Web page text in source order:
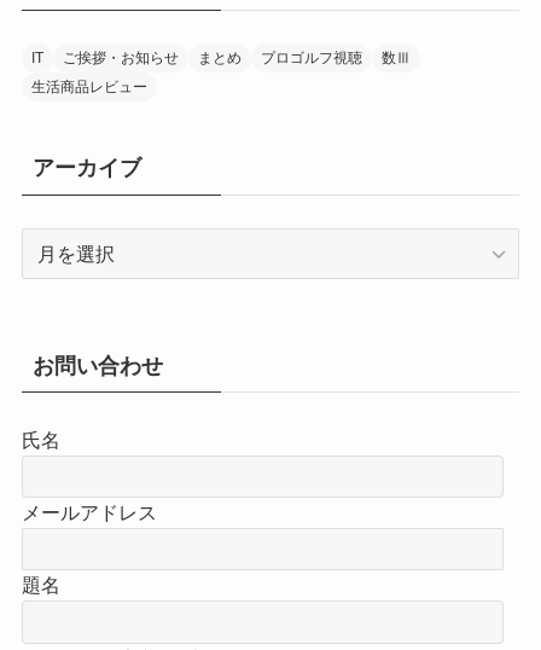
IT ご挨拶・お知らせ まとめ プロゴルフ視聴
数Ⅲ
生活商品レビュー
アーカイブ
ブお問い合わせ
氏名
メールアドレス
題名